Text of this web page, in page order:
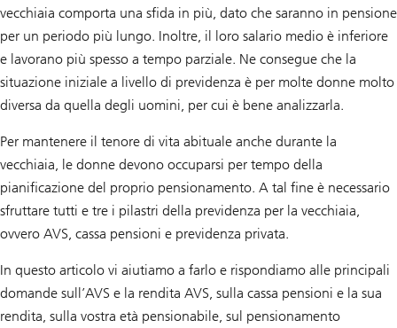
vecchiaia comporta una sfida in più, dato che saranno in pensione
per un periodo più lungo. Inoltre, il loro salario medio è inferiore
e lavorano più spesso a tempo parziale. Ne consegue che la
situazione iniziale a livello di previdenza è per molte donne molto
diversa da quella degli uomini, per cui è bene analizzarla.
Per mantenere il tenore di vita abituale anche durante la
vecchiaia, le donne devono occuparsi per tempo della
pianificazione del proprio pensionamento. A tal fine è necessario
sfruttare tutti e tre i pilastri della previdenza per la vecchiaia,
ovvero AVS, cassa pensioni e previdenza privata.
In questo articolo vi aiutiamo a farlo e rispondiamo alle principali
domande sull’AVS e la rendita AVS, sulla cassa pensioni e la sua
rendita, sulla vostra età pensionabile, sul pensionamento